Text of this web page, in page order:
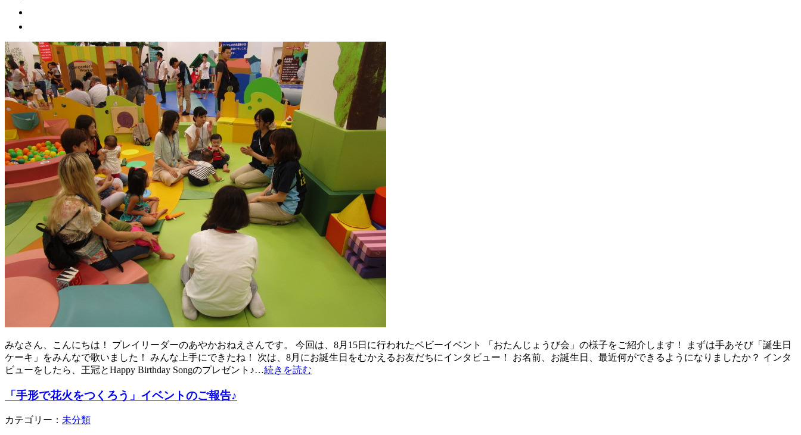
みなさん、こんにちは！ プレイリーダーのあやかおねえさんです。 今回は、8月15日に行われたベビーイベント 「おたんじょうび会」の様子をご紹介します！ まずは手あそび「誕生日
ケーキ」をみんなで歌いました！ みんな上手にできたね！ 次は、8月にお誕生日をむかえるお友だちにインタビュー！ お名前、お誕生日、最近何ができるようになりましたか？ インタ
ビューをしたら、王冠とHappy Birthday Songのプレゼント♪…続きを読む
「手形で花火をつくろう」イベントのご報告♪
カテゴリー： 未分類